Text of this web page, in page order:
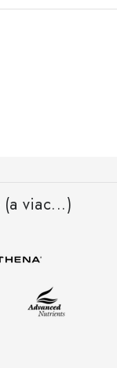
(a viac...)